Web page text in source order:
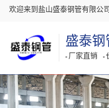
欢迎来到盐山盛泰钢管有限公司
盛泰钢
厂家直销